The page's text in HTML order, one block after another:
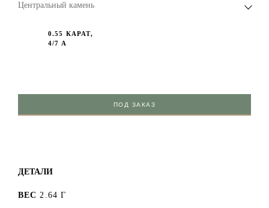
Центральный камень
0.55 КАРАТ,
4/7 A
ПОД ЗАКАЗ
ДЕТАЛИ
ВЕС 2.64 Г